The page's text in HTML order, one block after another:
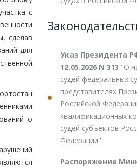
с
сделав
для
о
Указ Президента
12.05.2026 N 313 "О
судей федеральных
представителях
Российской
квалификационных
судей субъектов
Федерации"
Распоряжение